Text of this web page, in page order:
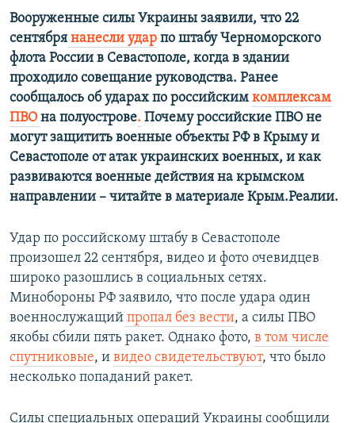
Вооруженные силы Украины заявили, что 22
сентября нанесли удар по штабу Черноморского
флота России в Севастополе, когда в здании
проходило совещание руководства. Ранее
сообщалось об ударах по российским комплексам
ПВОна полуострове. Почему российские ПВО не
могут защитить военные объекты РФ в Крыму и
Севастополе от атак украинских военных, и как
развиваются военные действия на крымском
направлении – читайте в материале Крым.Реалии.
Удар по российскому штабу в Севастополе
произошел 22 сентября, видео и фото очевидцев
широко разошлись в социальных сетях.
Минобороны РФ заявило, что после удара один
военнослужащий пропал без вести, а силы ПВО
якобы сбили пять ракет. Однако фото, в том числе
спутниковые, и видео свидетельствуют, что было
несколько попаданий ракет.
Силы специальных операций Украины сообщили